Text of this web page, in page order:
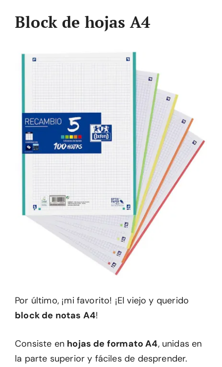
Block de hojas A4
Por último, ¡mi favorito! ¡El viejo y querido
block de notas A4!
Consiste en hojas de formato A4, unidas en
la parte superior y fáciles de desprender.